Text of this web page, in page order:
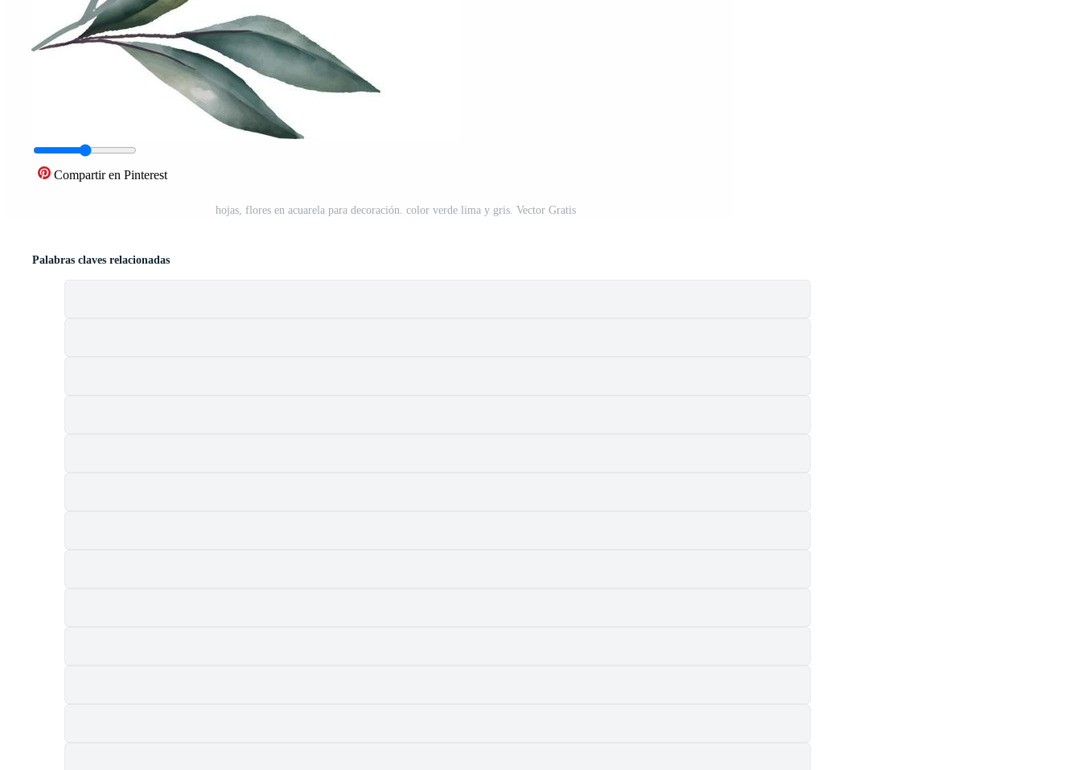
Compartir en Pinterest
hojas, flores en acuarela para decoración. color verde lima y gris. Vector Gratis
Palabras claves relacionadas